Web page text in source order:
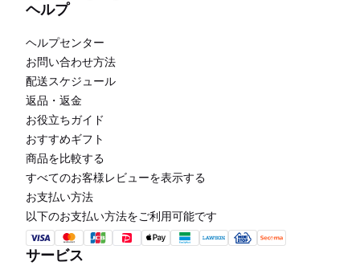
ヘルプ
ヘルプセンター
お問い合わせ方法
配送スケジュール
返品・返金
お役立ちガイド
おすすめギフト
商品を比較する
すべてのお客様レビューを表示する
お支払い方法
以下のお支払い方法をご利用可能です
サービス